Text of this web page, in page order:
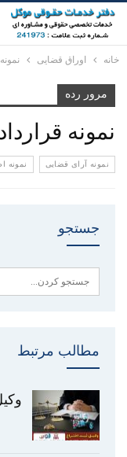
خانه اوراق قضایی
مرور رده
نمونه
نمونه آرای قضایی نمونه
جستجو
مطالب مرتبط